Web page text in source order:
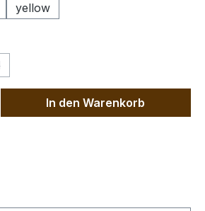
yellow
Option ist zurzeit nicht verfügbar.)
Gib den
In den Warenkorb